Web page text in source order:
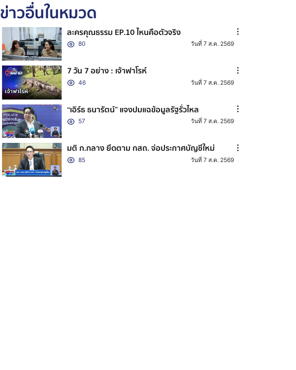
ข่าวอื่นในหมวด
ละครคุณธรรม EP.10 ไหนคือตัวจริง
80 วันที่ 7 ส.ค. 2569
7 วัน 7 อย่าง : เจ้าฟาโรห์
46 วันที่ 7 ส.ค. 2569
“เอิร์ธ ธนารัตน์” แจงปมแฉข้อมูลรัฐรั่วไหล
57 วันที่ 7 ส.ค. 2569
มติ ก.กลาง ยึดตาม กสถ. จ่อประกาศบัญชีใหม่
85 วันที่ 7 ส.ค. 2569